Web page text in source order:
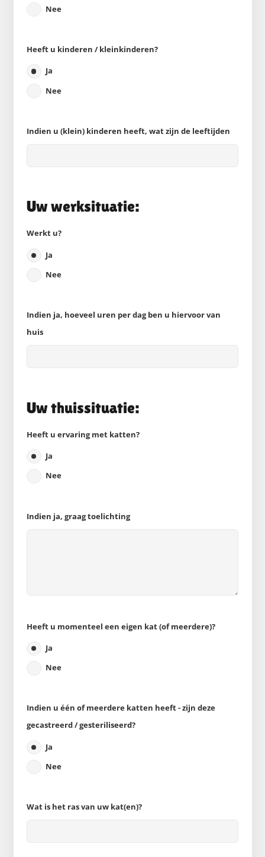
Nee
Heeft u kinderen / kleinkinderen?
Ja
Nee
Indien u (klein) kinderen heeft, wat zijn de leeftijden
Uw werksituatie:
Werkt u?
Ja
Nee
Indien ja, hoeveel uren per dag ben u hiervoor van
huis
Uw thuissituatie:
Heeft u ervaring met katten?
Ja
Nee
Indien ja, graag toelichting
Heeft u momenteel een eigen kat (of meerdere)?
Ja
Nee
Indien u één of meerdere katten heeft - zijn deze
gecastreerd / gesteriliseerd?
Ja
Nee
Wat is het ras van uw kat(en)?